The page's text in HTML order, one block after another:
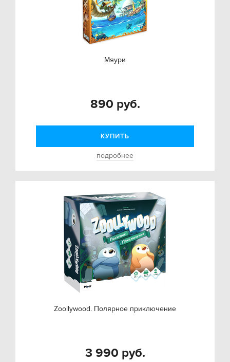
Мяури
890 руб.
КУПИТЬ
подробнее
Zoollywood. Полярное приключение
3 990 руб.